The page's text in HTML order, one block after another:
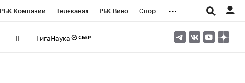
РБК Компании Телеканал РБК Вино Спорт ...
IT ГигаНаука